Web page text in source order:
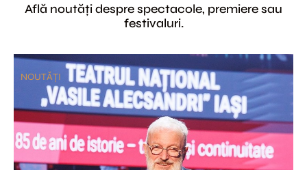
Află noutăți despre spectacole, premiere sau
festivaluri.
NOUTĂȚI